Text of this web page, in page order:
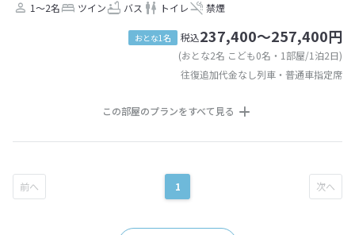
1～2名 ツイン バス トイレ 禁煙
おとな1名 税込237,400～257,400円
(おとな2名 こども0名・1部屋/1泊2日)
往復追加代金なし列車・普通車指定席
この部屋のプランをすべて見る
1